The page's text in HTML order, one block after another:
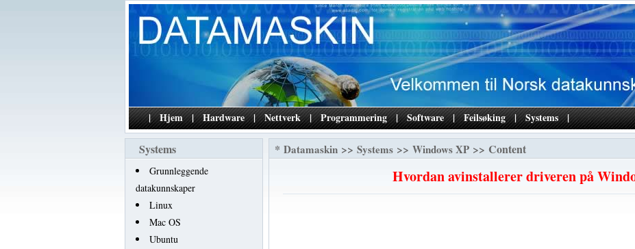
| Hjem | Hardware | Nettverk | Programmering | Software | Feilsøking | Systems |
Systems
Grunnleggende
datakunnskaper
Linux
Mac OS
Ubuntu
* Datamaskin >> Systems >> Windows XP >> Content
Hvordan avinstallerer driveren på